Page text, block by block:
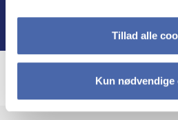
Tillad alle
Kun nødvendige